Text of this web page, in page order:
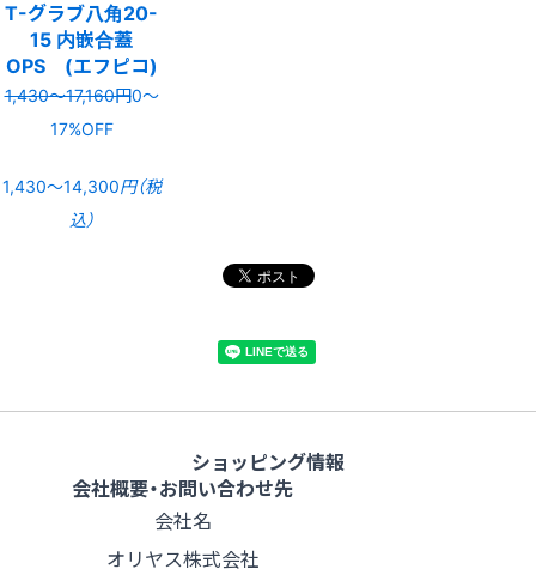
T-グラブ八角20-
15 内嵌合蓋
OPS (エフピコ)
1,430〜17,160円0〜
17%OFF
1,430〜14,300円（税
込）
ショッピング情報
会社概要・お問い合わせ先
会社名
オリヤス株式会社